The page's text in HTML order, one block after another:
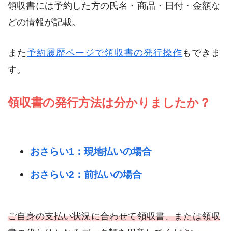
領収書には予約した方の氏名・商品・日付・金額な
どの情報が記載。
また予約履歴ページで領収書の発行操作 もできま
す。
領収書の発行方法は分かりましたか？
おさらい1：現地払いの場合
おさらい2：前払いの場合
ご自身の支払い状況に合わせて領収書、または領収